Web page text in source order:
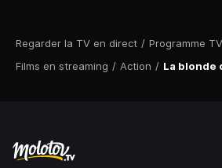
Regarder la TV en direct / Programme TV
Films en streaming / Action / La blonde